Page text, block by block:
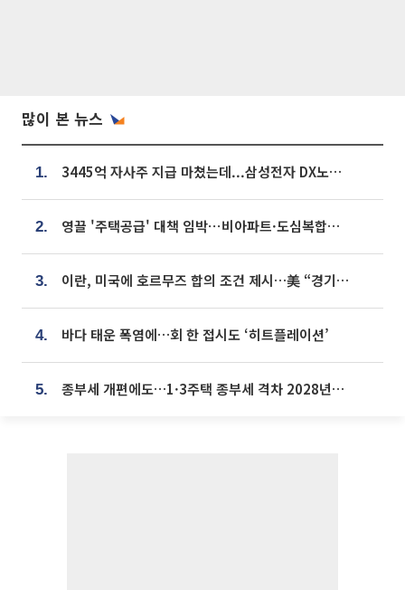
많이 본 뉴스
1. 3445억 자사주 지급 마쳤는데...삼성전자 DX노조, 뒤늦은 '떼쓰기 집회'
2. 영끌 '주택공급' 대책 임박⋯비아파트·도심복합까지 총동원
3. 이란, 미국에 호르무즈 합의 조건 제시…美 “경기 아직 안 끝나” [종합]
4. 바다 태운 폭염에…회 한 접시도 ‘히트플레이션’
5. 종부세 개편에도…1·3주택 종부세 격차 2028년부터 확대